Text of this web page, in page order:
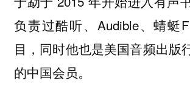
负责过酷听、Audible、蜻蜓
目，同时他也是美国音频出版
的中国会员。